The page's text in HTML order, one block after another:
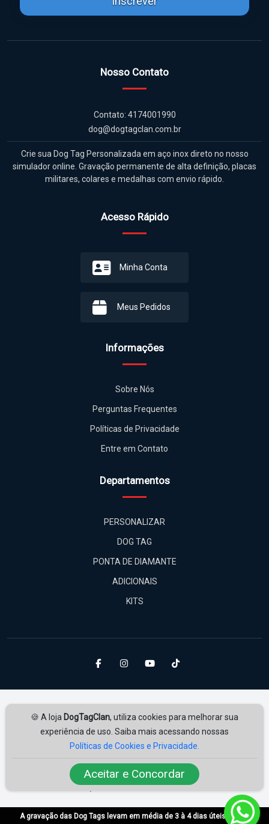
🍪 A loja DogTagClan, utiliza cookies para melhorar sua
experiência de uso. Saiba mais acessando nossas
Políticas de Cookies e Privacidade.
Aceitar e Concordar
Nosso Contato
Contato: 4174001990
dog@dogtagclan.com.br
Crie sua Dog Tag Personalizada em aço inox direto no nosso
simulador online. Gravação permanente de alta definição, placas
militares, colares e medalhas com envio rápido.
Acesso Rápido
Minha Conta
Meus Pedidos
Informações
Sobre Nós
Perguntas Frequentes
Políticas de Privacidade
Entre em Contato
Departamentos
PERSONALIZAR
DOG TAG
PONTA DE DIAMANTE
ADICIONAIS
KITS
Desenvolvido porAmplie Soluções
ampliesolucoes.com.br
© 2026 | Todos os direitos reservados.
A gravação das Dog Tags levam em média de 3 à 4 dias úteis após a